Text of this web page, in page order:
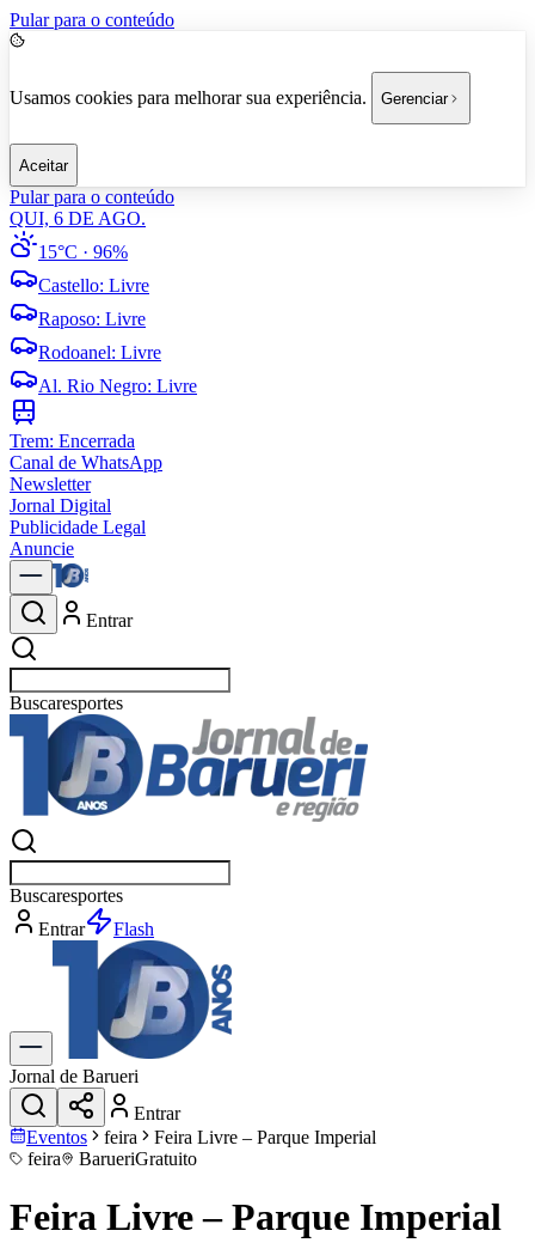
Pular para o conteúdo
Usamos cookies para melhorar sua experiência. Gerenciar
Aceitar
Pular para o conteúdo
QUI, 6 DE AGO.
15°C · 96%
Castello: Livre
Raposo: Livre
Rodoanel: Livre
Al. Rio Negro: Livre
Trem: Encerrada
Canal de WhatsApp
Newsletter
Jornal Digital
Publicidade Legal
Anuncie
Entrar
Buscares
Buscares
Entrar
Flash
Jornal de Barueri
Entrar
Eventos
feira
Feira Livre – Parque Imperial
feira
BarueriGratuito
Feira Livre – Parque Imperial